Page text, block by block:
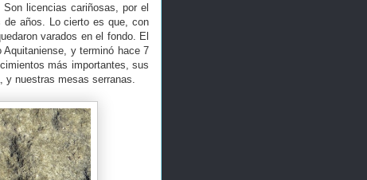
Son licencias cariñosas, por el
de años. Lo cierto es que, con
varados en el fondo. El
Aquitaniense, y terminó hace 7
más importantes, sus
y nuestras mesas serranas.